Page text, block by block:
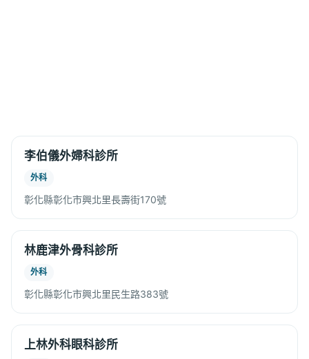
李伯儀外婦科診所
外科
彰化縣彰化市興北里長壽街170號
林鹿津外骨科診所
外科
彰化縣彰化市興北里民生路383號
上林外科眼科診所